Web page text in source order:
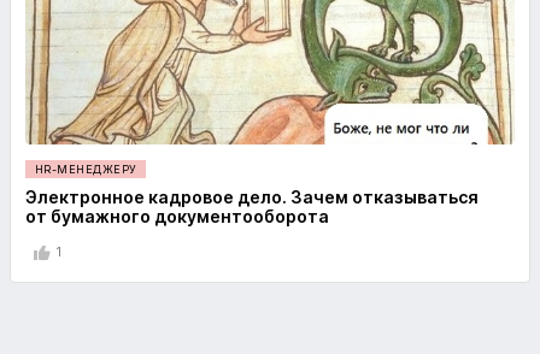
HR-МЕНЕДЖЕРУ
Электронное кадровое дело. Зачем отказываться
от бумажного документооборота
1